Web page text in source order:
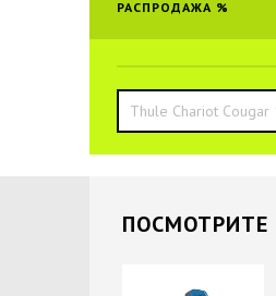
РАСПРОДАЖА %
ПОCМОТРИТЕ